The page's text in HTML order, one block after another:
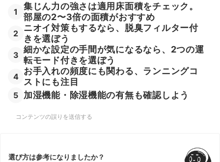
1
集じん力の強さは適用床面積をチェック。
部屋の2〜3倍の面積がおすすめ
2
ニオイ対策もするなら、脱臭フィルター付
きを選ぼう
3
細かな設定の手間が気になるなら、2つの運
転モード付きを選ぼう
4
お手入れの頻度にも関わる、ランニングコ
ストにも注目
5 加湿機能・除湿機能の有無も確認しよう
コンテンツの誤りを送信する
選び方は参考になりましたか？